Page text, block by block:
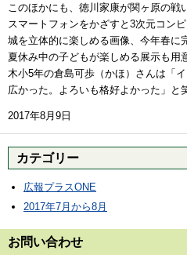
このほかにも、徳川家康が関ヶ原の戦
スマートフォンをかざすと3次元コン
城を立体的に楽しめる画像、今年春に
夏休み中の子どもが楽しめる展示も用
木小5年の倉島可歩（かほ）さんは「
広かった。よろいも格好よかった」と
2017年8月9日
カテゴリー
広報プラスONE
2017年7月から8月
お問い合わせ